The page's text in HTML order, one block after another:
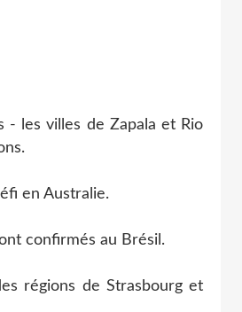
les villes de Zapala et Rio
en Australie.
confirmés au Brésil.
régions de Strasbourg et